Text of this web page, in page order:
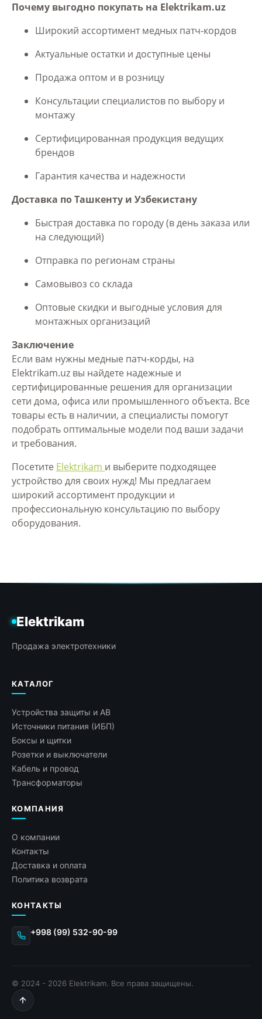
Почему выгодно покупать на Elektrikam.uz
Широкий ассортимент медных патч-кордов
Актуальные остатки и доступные цены
Продажа оптом и в розницу
Консультации специалистов по выбору и
монтажу
Сертифицированная продукция ведущих
брендов
Гарантия качества и надежности
Доставка по Ташкенту и Узбекистану
Быстрая доставка по городу (в день заказа или
на следующий)
Отправка по регионам страны
Самовывоз со склада
Оптовые скидки и выгодные условия для
монтажных организаций
Заключение
Если вам нужны медные патч-корды, на
Elektrikam.uz вы найдете надежные и
сертифицированные решения для организации
сети дома, офиса или промышленного объекта. Все
товары есть в наличии, а специалисты помогут
подобрать оптимальные модели под ваши задачи
и требования.
Посетите Elektrikam и выберите подходящее
устройство для своих нужд! Мы предлагаем
широкий ассортимент продукции и
профессиональную консультацию по выбору
оборудования.
Elektrikam
Продажа электротехники
КАТАЛОГ
Устройства защиты и АВ
Источники питания (ИБП)
Боксы и щитки
Розетки и выключатели
Кабель и провод
Трансформаторы
КОМПАНИЯ
О компании
Контакты
Доставка и оплата
Политика возврата
КОНТАКТЫ
+998 (99) 532-90-99
© 2024 - 2026 Elektrikam. Все права защищены.